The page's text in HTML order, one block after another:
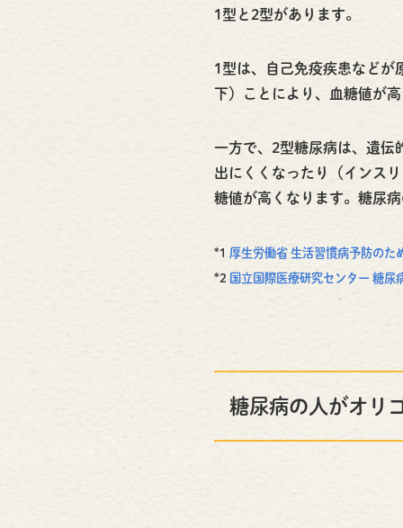
1型と2型があります。
1型は、自己免疫疾患などが
下）ことにより、血糖値が
一方で、2型糖尿病は、遺伝
出にくくなったり（インス
糖値が高くなります。糖尿
*1 厚生労働省 生活習慣病予防のた
*2 国立国際医療研究センター 糖尿
糖尿病の人がオリ